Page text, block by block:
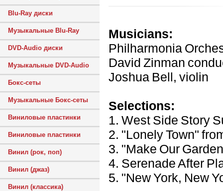
Blu-Ray диски
Музыкальные Blu-Ray
DVD-Audio диски
Музыкальные DVD-Audio
Бокс-сеты
Музыкальные Бокс-сеты
Виниловые пластинки
Виниловые пластинки
Винил (рок, поп)
Винил (джаз)
Винил (классика)
Musicians:
Philharmonia
David Zinman
Joshua Bell, violin
Selections:
1. West Side Story
2. "Lonely Town"
3. "Make Our
4. Serenade After
5. "New York, New